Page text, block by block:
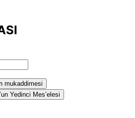
mukaddimesi
Yedinci Mes’elesi